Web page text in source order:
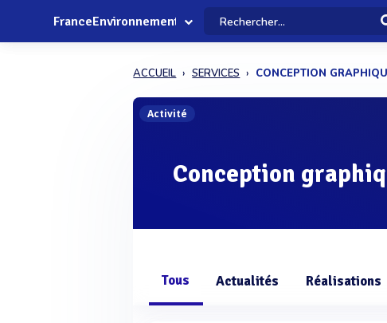
FranceEnvironnement
ACCUEIL SERVICES CONCEPTION
Activité
Conception
Tous Actualités Réalisations